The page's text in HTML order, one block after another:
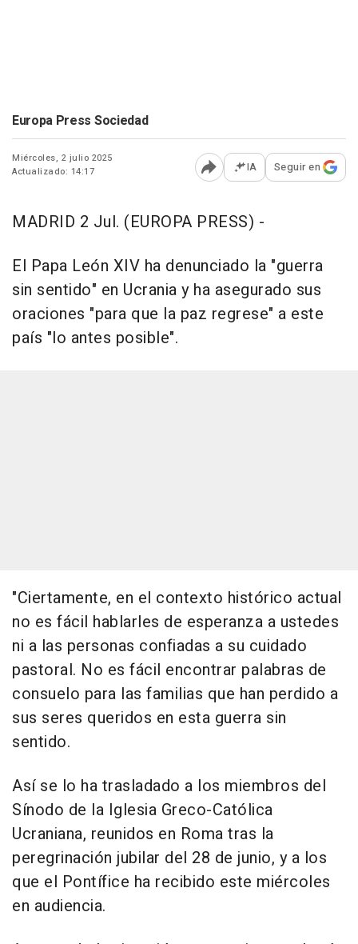
Europa Press Sociedad
Miércoles, 2 julio 2025
Actualizado: 14:17
Abrir opciones para
IA Seguir en
MADRID 2 Jul. (EUROPA PRESS) -
El Papa León XIV ha denunciado la "guerra
sin sentido" en Ucrania y ha asegurado sus
oraciones "para que la paz regrese" a este
país "lo antes posible".
"Ciertamente, en el contexto histórico actual
no es fácil hablarles de esperanza a ustedes
ni a las personas confiadas a su cuidado
pastoral. No es fácil encontrar palabras de
consuelo para las familias que han perdido a
sus seres queridos en esta guerra sin
sentido.
Así se lo ha trasladado a los miembros del
Sínodo de la Iglesia Greco-Católica
Ucraniana, reunidos en Roma tras la
peregrinación jubilar del 28 de junio, y a los
que el Pontífice ha recibido este miércoles
en audiencia.